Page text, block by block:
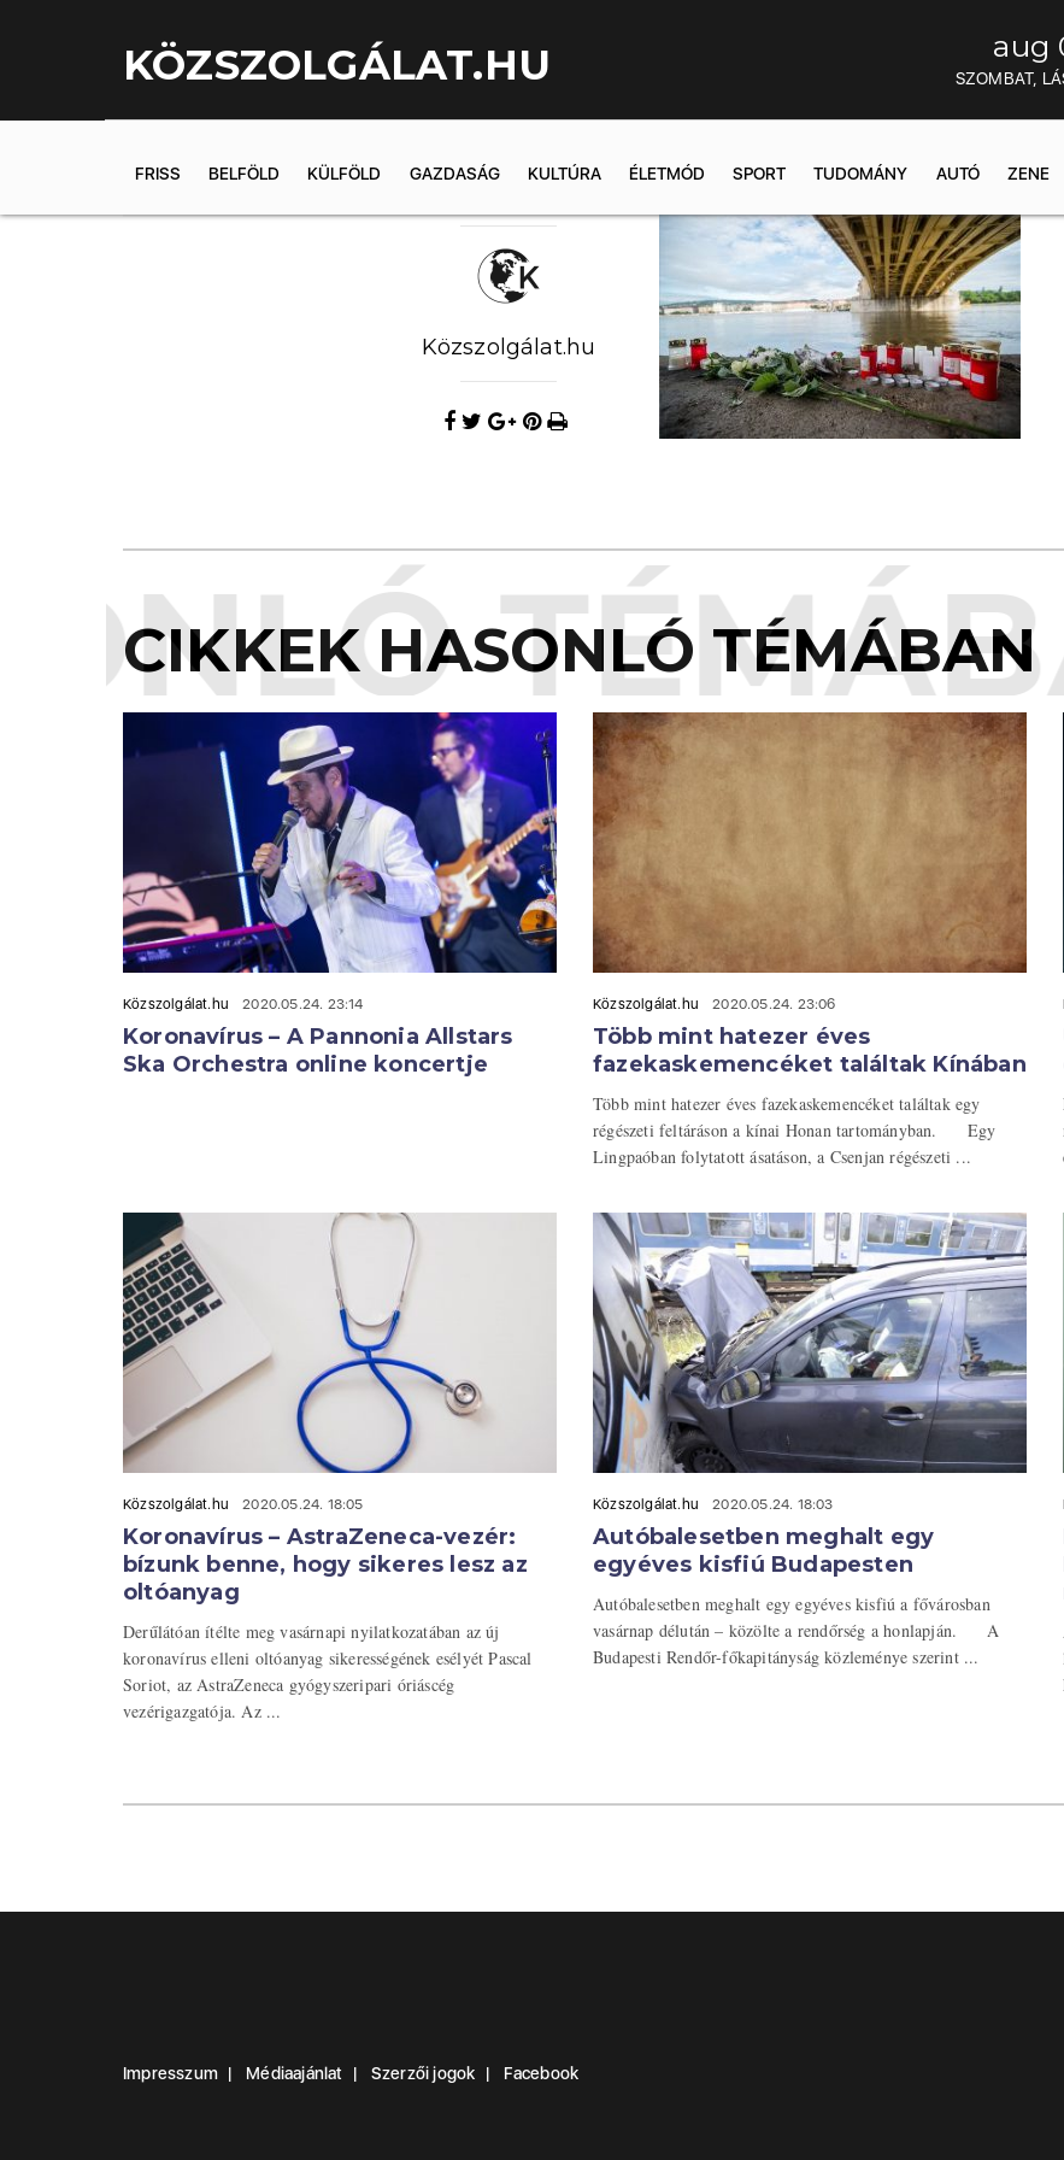
KÖZSZOLGÁLAT.HU aug
SZOMBAT,
FRISS BELFÖLD KÜLFÖLD GAZDASÁG KULTÚRA ÉLETMÓD SPORT TUDOMÁNY AUTÓ ZENE
Közszolgálat.hu
CIKKEK HASONLÓ TÉMÁBAN
Közszolgálat.hu 2020.05.24. 23:14
Koronavírus – A Pannonia Allstars
Ska Orchestra online koncertje
Közszolgálat.hu 2020.05.24. 23:06
Több mint hatezer éves
fazekaskemencéket találtak Kínában
Több mint hatezer éves fazekaskemencéket találtak egy
régészeti feltáráson a kínai Honan tartományban. Egy
Lingpaóban folytatott ásatáson, a Csenjan régészeti ...
Közszolgálat.hu 2020.05.24. 18:05
Koronavírus – AstraZeneca-vezér:
bízunk benne, hogy sikeres lesz az
oltóanyag
Derűlátóan ítélte meg vasárnapi nyilatkozatában az új
koronavírus elleni oltóanyag sikerességének esélyét Pascal
Soriot, az AstraZeneca gyógyszeripari óriáscég
vezérigazgatója. Az ...
Közszolgálat.hu 2020.05.24. 18:03
Autóbalesetben meghalt egy
egyéves kisfiú Budapesten
Autóbalesetben meghalt egy egyéves kisfiú a fővárosban
vasárnap délután – közölte a rendőrség a honlapján. A
Budapesti Rendőr-főkapitányság közleménye szerint ...
Impresszum Médiaajánlat Szerzői jogok Facebook